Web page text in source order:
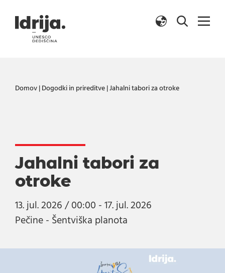
Domov Dogodki in prireditve Jahalni tabori za otroke
Jahalni tabori za
otroke
13. jul. 2026 / 00:00 - 17. jul. 2026
Pečine - Šentviška planota